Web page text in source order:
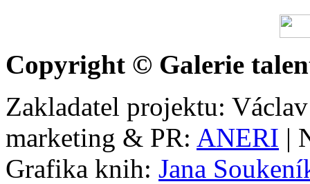
Copyright © Galerie
Zakladatel projektu:
marketing & PR: ANERI |
Grafika knih: Jana